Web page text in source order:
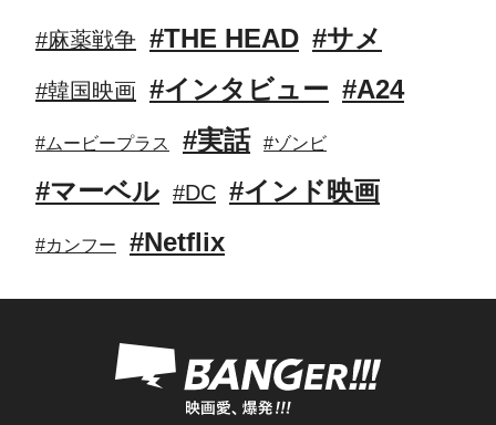
#麻薬戦争 #THE HEAD #サメ
#韓国映画 #インタビュー #A24
#ムービープラス #実話 #ゾンビ
#マーベル #DC #インド映画
#カンフー #Netflix